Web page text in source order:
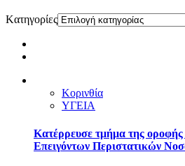
Kατηγορίες
Κορινθία
ΥΓΕΙΑ
Kατέρρευσε τμήμα της
Επειγόντων Περιστατικών